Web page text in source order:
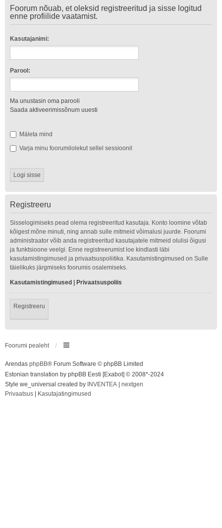
Foorum nõuab, et oleksid registreeritud ja sisse logitud
enne profiilide vaatamist.
Kasutajanimi:
Parool:
Ma unustasin oma parooli
Saada aktiveerimissõnum uuesti
Mäleta mind
Varja minu foorumilolekut sellel sessioonil
Registreeru
Sisselogimiseks pead olema registreeritud kasutaja. Konto loomine võtab
kõigest mõne minuti, ning annab sulle mitmeid võimalusi juurde. Foorumi
administraator võib anda registreeritud kasutajatele mitmeid olulisi õigusi
ja funktsioone veelgi. Enne registreerumist loe kindlasti läbi
kasutamistingimused ja privaatsuspoliitika. Kasutamistingimused on Sulle
täielikuks järgmiseks foorumis osalemiseks.
Kasutamistingimused Privaatsuspoliis
Registreeru
Foorumi pealeht
Arendas phpBB® Forum Software © phpBB Limited
Estonian translation by phpBB Eesti [Exabot] © 2008*-2024
Style we_universal created by INVENTEA
nextgen
Privaatsus
Kasutajatingimused